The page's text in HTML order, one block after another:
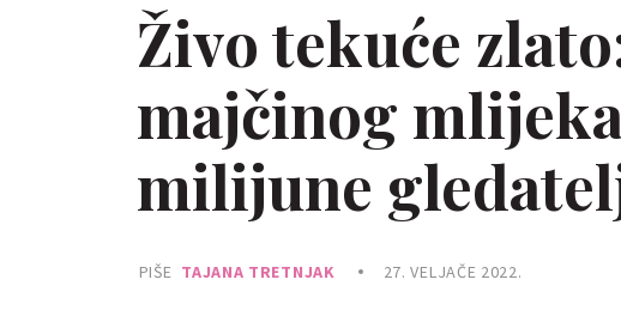
Živo tekuće
majčinog
milijune
PIŠE TAJANA TRETNJAK 27. VELJAČE 2022.